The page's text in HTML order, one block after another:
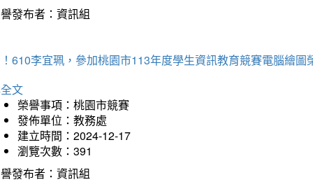
發布者：資訊組
610李宜珮，參加桃園市113年度學生資訊教育競賽電腦繪圖
文
榮譽事項：桃園市競賽
發佈單位：教務處
建立時間：2024-12-17
瀏覽次數：391
發布者：資訊組